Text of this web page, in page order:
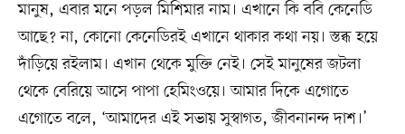
মানুষ, এবার মনে পড়ল মিশিমার নাম। এখানে কি ববি কেনেডি
আছে? না, কোনো কেনেডিরই এখানে থাকার কথা নয়। স্তব্ধ হয়ে
দাঁড়িয়ে রইলাম। এখান থেকে মুক্তি নেই। সেই মানুষের জটলা
থেকে বেরিয়ে আসে পাপা হেমিংওয়ে। আমার দিকে এগোতে
এগোতে বলে, ‘আমাদের এই সভায় সুস্বাগত, জীবনানন্দ দাশ।’